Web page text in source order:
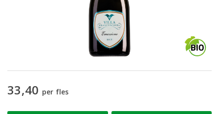
33,40 per fles